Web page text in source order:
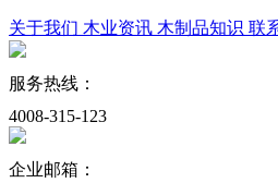
关于我们 木业资讯 木制品知识 联
服务热线：
4008-315-123
企业邮箱：